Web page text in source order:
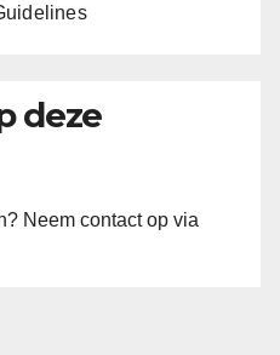
deze
Neem contact op via